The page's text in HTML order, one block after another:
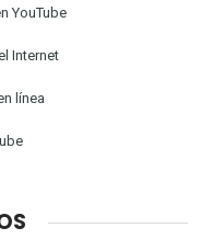
YouTube
Internet
línea